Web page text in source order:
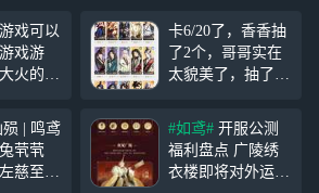
戏可以
戏游
火的女
终于宣
日正式
国服版
《如
卡6/20了，香香抽
了2个，哥哥实在
太貌美了，抽了一
星的，但是出了干
吉。马超池子跳过
了，准备抽令狐
茂。求配
殒 | 鸣鸢
茕茕
慈至今
#如鸢# 开服公测
福利盘点 广陵绣
衣楼即将对外运